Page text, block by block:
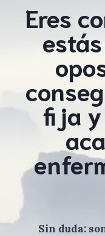
Eres
fija y
Sin duda: